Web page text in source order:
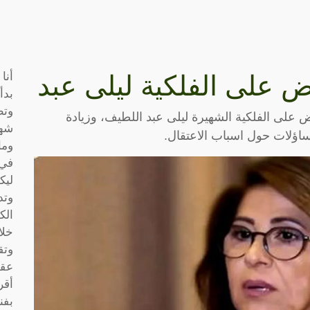
على الفلكية ليلى عبد
على الفلكية الشهيرة ليلى عبد اللطيف، وزيادة
حول اسباب الاعتقال.